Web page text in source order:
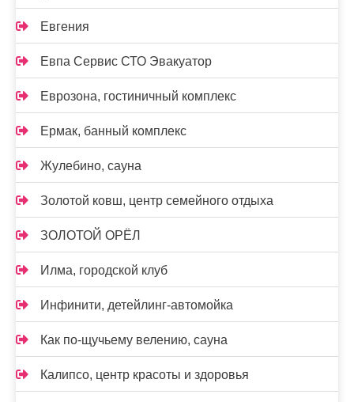
Евгения
Евпа Сервис СТО Эвакуатор
Еврозона, гостиничный комплекс
Ермак, банный комплекс
Жулебино, сауна
Золотой ковш, центр семейного отдыха
ЗОЛОТОЙ ОРЁЛ
Илма, городской клуб
Инфинити, детейлинг-автомойка
Как по-щучьему велению, сауна
Калипсо, центр красоты и здоровья